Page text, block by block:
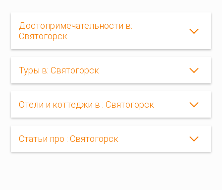
Достопримечательности в:
Святогорск
Туры в: Святогорск
Отели и коттеджи в : Святогорск
Статьи про : Святогорск